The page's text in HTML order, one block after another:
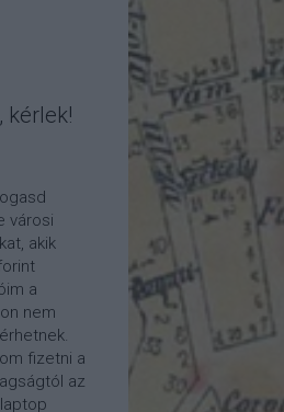
kérlek!
városi
akik
a
nem
fizetni a
az